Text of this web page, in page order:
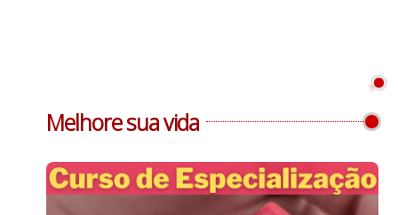
Melhore sua vida